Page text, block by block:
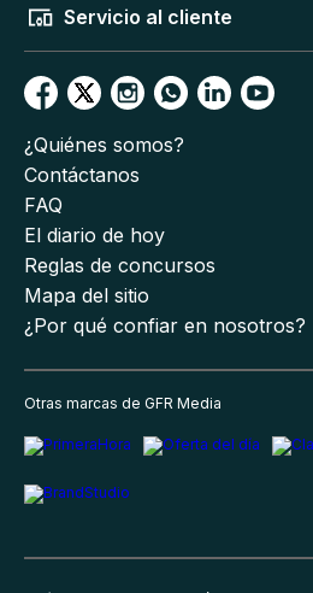
Servicio al cliente
¿Quiénes somos?
Contáctanos
FAQ
El diario de hoy
Reglas de concursos
Mapa del sitio
¿Por qué confiar en nosotros?
Otras marcas de GFR Media